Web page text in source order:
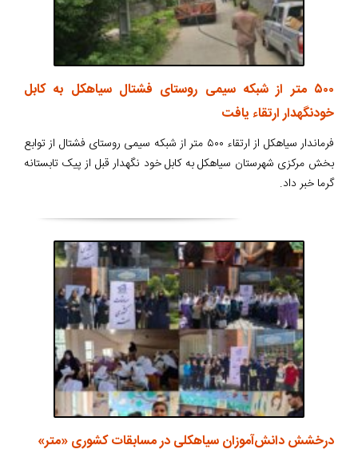
۵۰۰ متر از شبکه سیمی روستای فشتال سیاهکل به کابل
خودنگهدار ارتقاء یافت
فرماندار سیاهکل از ارتقاء ۵۰۰ متر از شبکه سیمی روستای فشتال از توابع
بخش مرکزی شهرستان سیاهکل به کابل خود نگهدار قبل از پیک تابستانه
گرما خبر داد.
درخشش دانش‌آموزان سیاهکلی در مسابقات کشوری «متر»